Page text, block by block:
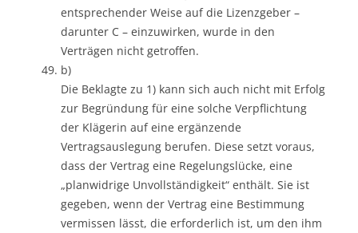
entsprechender Weise auf die Lizenzgeber –
darunter C – einzuwirken, wurde in den
Verträgen nicht getroffen.
b)
Die Beklagte zu 1) kann sich auch nicht mit Erfolg
zur Begründung für eine solche Verpflichtung
der Klägerin auf eine ergänzende
Vertragsauslegung berufen. Diese setzt voraus,
dass der Vertrag eine Regelungslücke, eine
„planwidrige Unvollständigkeit“ enthält. Sie ist
gegeben, wenn der Vertrag eine Bestimmung
vermissen lässt, die erforderlich ist, um den ihm